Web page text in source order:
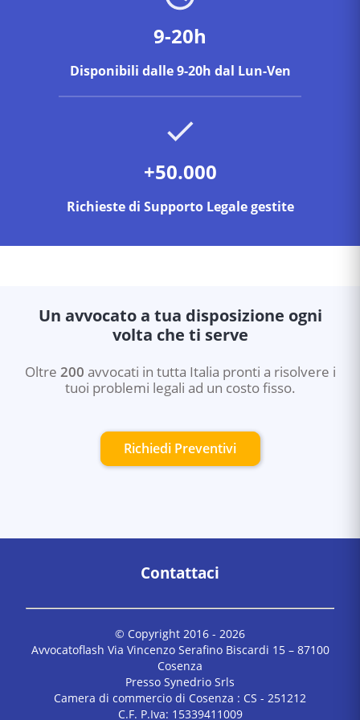
9-20h
Disponibili dalle 9-20h dal Lun-Ven
+50.000
Richieste di Supporto Legale gestite
Un avvocato a tua disposizione ogni
volta che ti serve
Oltre 200 avvocati in tutta Italia pronti a risolvere i
tuoi problemi legali ad un costo fisso.
Richiedi Preventivi
Contattaci
© Copyright 2016 - 2026
Avvocatoflash Via Vincenzo Serafino Biscardi 15 – 87100
Cosenza
Presso Synedrio Srls
Camera di commercio di Cosenza : CS - 251212
C.F. P.Iva: 15339411009